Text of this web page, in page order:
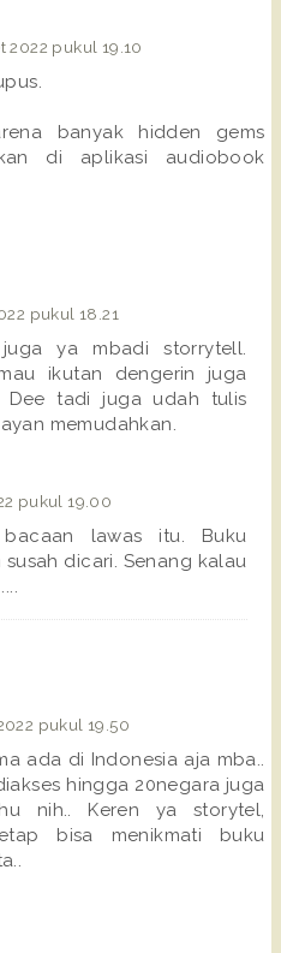
2022 pukul 19.10
banyak hidden gems
di aplikasi audiobook
pukul 18.21
ya mbadi storrytell.
ikutan dengerin juga
Dee tadi juga udah tulis
memudahkan.
pukul 19.00
lawas itu. Buku
dicari. Senang kalau
pukul 19.50
ada di Indonesia aja mba..
hingga 20negara juga
nih.. Keren ya storytel,
bisa menikmati buku